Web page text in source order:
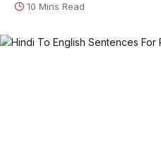
10 Mins Read